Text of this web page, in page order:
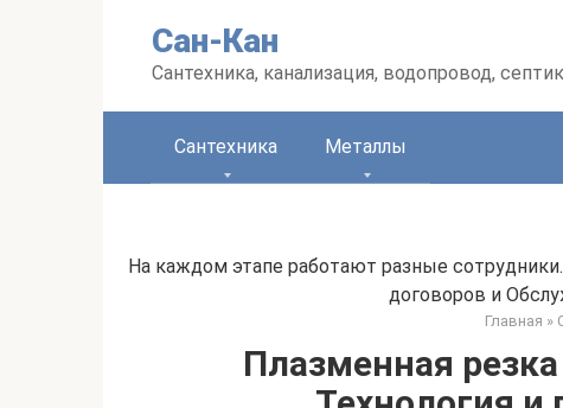
Сан-Кан
Сантехника, канализация, водопровод,
Сантехника Металлы
На каждом этапе работают разные
договоров и
Главная »
Плазменная